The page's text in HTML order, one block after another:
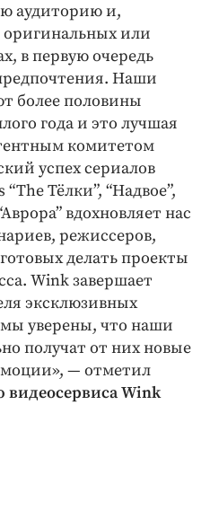
аудиторию и,
или
в первую очередь
Наши
более половины
года и это лучшая
комитетом
успех сериалов
Тёлки”, “Надвое”,
вдохновляет нас
режиссеров,
делать проекты
Wink завершает
эксклюзивных
мы уверены, что наши
получат от них новые
— отметил
видеосервиса Wink